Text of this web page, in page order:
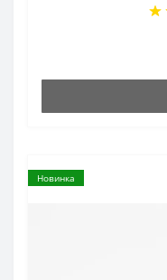
Новинка